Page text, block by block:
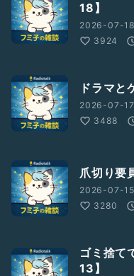
18】
2026-07-
3924
ドラマ
2026-07-
3488
爪切り要
2026-07-
3280
ゴミ捨
13】